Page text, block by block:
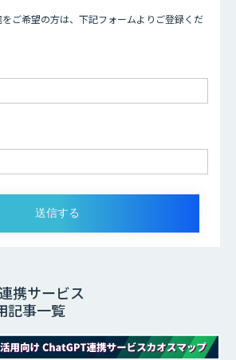
ご希望の方は、下記フォームよりご登録くだ
携サービス
記事一覧